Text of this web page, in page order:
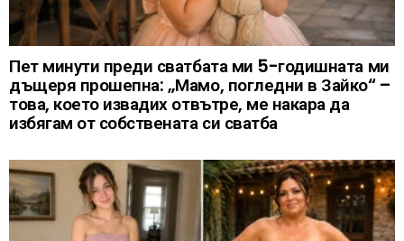
Пет минути преди сватбата ми 5-годишната ми
дъщеря прошепна: „Мамо, погледни в Зайко“ –
това, което извадих отвътре, ме накара да
избягам от собствената си сватба